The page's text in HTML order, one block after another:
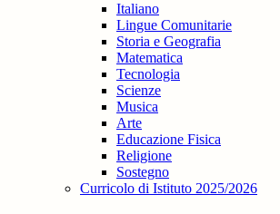
Italiano
Lingue Comunitarie
Storia e Geografia
Matematica
Tecnologia
Scienze
Musica
Arte
Educazione Fisica
Religione
Sostegno
Curricolo di Istituto 2025/2026